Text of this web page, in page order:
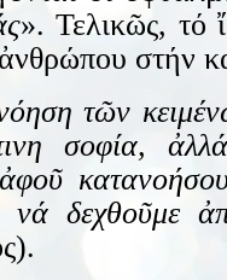
». Τελικῶς, τό
ἀνθρώπου
τῶν
σοφία,
δεχθοῦμε